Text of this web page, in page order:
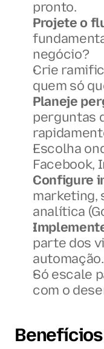
pronto.
Projete o
negócio?
Crie
quem só
Planeje
perguntas
Escolha
Facebook,
Configure
marketing,
analítica
parte dos
automação.
Só escale
com o